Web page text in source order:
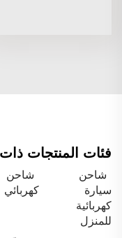
فئات المنتجات
شاحن
سيارة
كهربائية
للمنزل
شاحن
كهربائي